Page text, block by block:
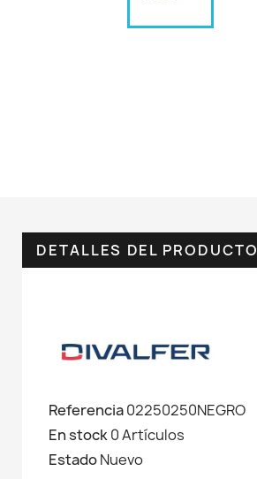
DETALLES DEL PRODUCTO
Referencia02250250NEGRO
En stock0 Artículos
EstadoNuevo